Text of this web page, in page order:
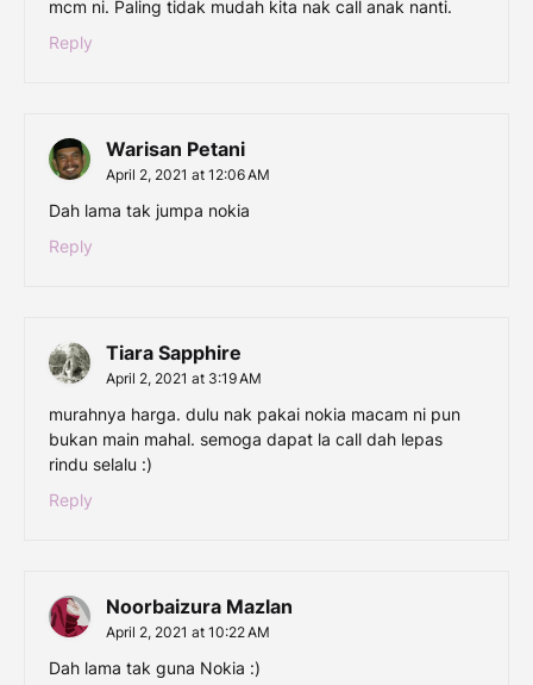
mcm ni. Paling tidak mudah kita nak call anak nanti.
Reply
Warisan Petani
April 2, 2021 at 12:06 AM
Dah lama tak jumpa nokia
Reply
Tiara Sapphire
April 2, 2021 at 3:19 AM
murahnya harga. dulu nak pakai nokia macam ni pun
bukan main mahal. semoga dapat la call dah lepas
rindu selalu :)
Reply
Noorbaizura Mazlan
April 2, 2021 at 10:22 AM
Dah lama tak guna Nokia :)